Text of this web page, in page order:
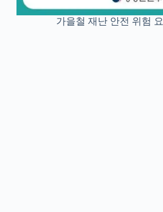
가을철 재난 안전 위험